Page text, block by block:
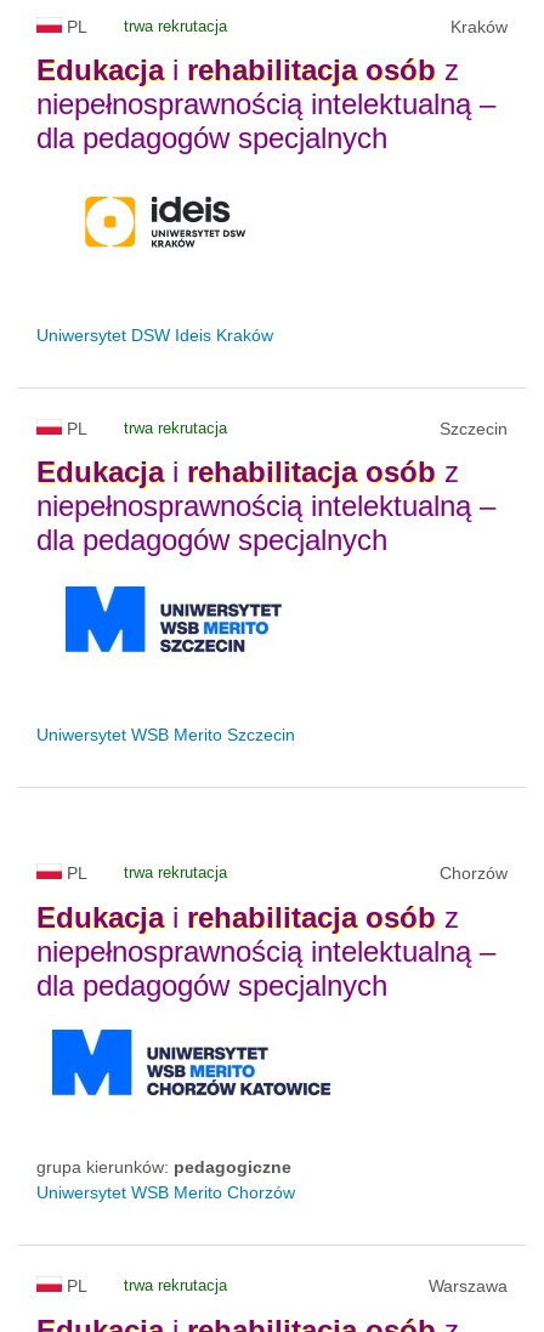
PL trwa rekrutacja Kraków
Edukacjai rehabilitacja osób z
niepełnosprawnością intelektualną –
dla pedagogów specjalnych
Uniwersytet DSW Ideis Kraków
PL trwa rekrutacja Szczecin
Edukacjai rehabilitacja osób z
niepełnosprawnością intelektualną –
dla pedagogów specjalnych
Uniwersytet WSB Merito Szczecin
PL trwa rekrutacja Chorzów
Edukacjai rehabilitacja osób z
niepełnosprawnością intelektualną –
dla pedagogów specjalnych
grupa kierunków: pedagogiczne
Uniwersytet WSB Merito Chorzów
PL trwa rekrutacja Warszawa